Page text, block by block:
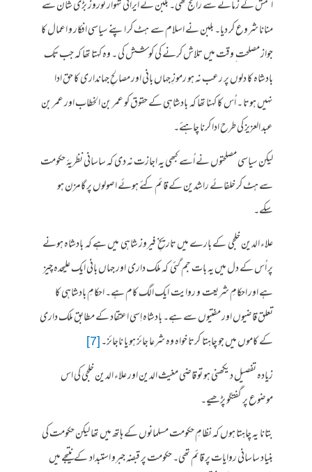
التمش کے زمانے سے رائج تھی۔ بلبن نے ایرانی تہوار نوروز بڑی شان سے
منانا شروع کر دیا۔ بلبن نے اسلام سے ہٹ کر اپنے سیاسی افکار و اعمال کا
جواز مصلحت ِ وقت میں تلاش کرنے کی کوشش کی ۔ وہ کہتا تھا کہ جب تک
بادشاہ کا دلوں پر رعب نہ ہو رموزِ جہاں بانی اور مصالحِ جہانداری کا حق ادا
نہیں ہوتا ۔ اُس کا کہنا تھا کہ بادشاہی کے حقوق کو عمر بن الخطاب اور عمر بن
عبد العزیز کی طرح ادا کرنا چاہئے۔
لیکن سیاسی مصلحتوں نے اُسے کبھی یہ اجازت نہ دی کہ ساسانی نظریۂ حکومت
سے ہٹ کر خلفائے راشدین کے قائم کئے ہوئے اصولوں پر گامزن ہو
سکے۔
علاء الدین خلجی کے بارے میں تاریخِ فیروز شاہی میں ہے کہ بادشاہ ہونے
پر اُس کے دل میں یہ بات جم گئی کہ ملک داری اور جہاں بانی ایک علیحدہ چیز
ہے اور احکامِ شریعت و روایت ایک الگ کام ہے۔ احکامِ بادشاہی کا
تعلق قاضیوں اور مفتیوں سے ہے۔ بادشاہ اِسی اعتقاد کے مطابق ملک داری
کے کاموں میں جو چاہتا کرتا خواہ وہ شرعا جائز ہو یا ناجائز۔[7]
زیادہ تفصیل دیکھنی ہو تو قاضی مغیث الدین اور علاء الدین خلجی کی اس
موضوع پر گفتگو پڑھیے۔
بتانا یہ چاہتا ہوں کہ نظامِ حکومت مسلمانوں کے ہاتھ میں تھا لیکن حکومت کی
بنیاد ساسانی روایات پر قائم تھی۔ حکومت پر قبضہ جبرو استبداد کے نتیجے میں